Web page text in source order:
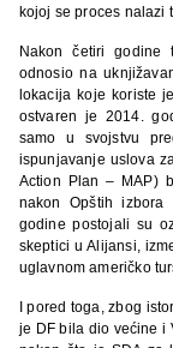
kojoj se proces nalazi
Nakon četiri godine
odnosio na
lokacija koje koriste
ostvaren je 2014.
samo u svojstvu
ispunjavanje uslova
Action Plan – MAP)
nakon Opštih izbora
godine postojali su
skeptici u Alijansi,
uglavnom američko
I pored toga, zbog
je DF bila dio većine i